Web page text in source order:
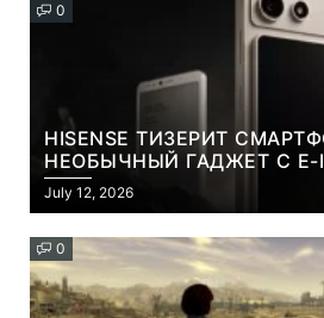
0
HISENSE ТИЗЕРИТ
НЕОБЫЧНЫЙ ГАДЖЕТ С E-
СЪЕМНОЙ LCD-ПАНЕЛЬЮ
КОНТЕНТА И СОЦСЕТЕЙ
July 12, 2026
0